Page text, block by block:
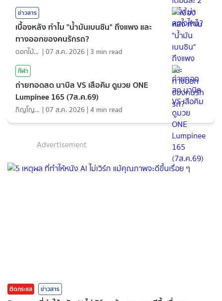
ข่าวสาร
เบื้องหลัง ทำไม "น้ำมันเบนซิน" ถึงแพง และ
ทางออกของคนรักรถ?
ดอกไม้กับสายน้ำ |07 ส.ค. 2026 | 3 min read
กีฬา
ถ่ายทอดสด นาบิล VS เสือคิม ดูมวย ONE
Lumpinee 165 (7ส.ค.69)
ภิญโญ ส่องแสง |07 ส.ค. 2026 |4 min read
Advertisement
ติดกระแส ข่าวสาร